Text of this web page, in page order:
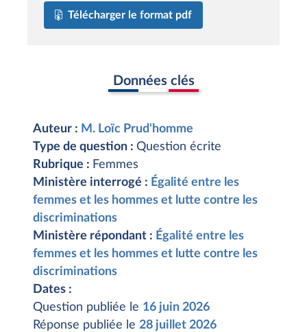
Télécharger le format pdf
Données clés
Auteur : M. Loïc Prud'homme
Type de question : Question écrite
Rubrique : Femmes
Ministère interrogé : Égalité entre les
femmes et les hommes et lutte contre les
discriminations
Ministère répondant : Égalité entre les
femmes et les hommes et lutte contre les
discriminations
Dates :
Question publiée le 16 juin 2026
Réponse publiée le 28 juillet 2026